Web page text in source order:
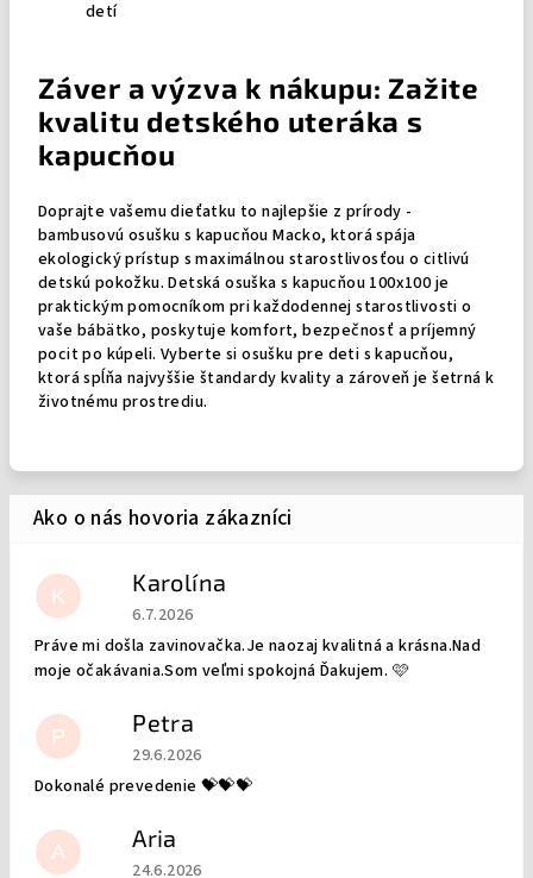
detí
Záver a výzva k nákupu: Zažite
kvalitu detského uteráka s
kapucňou
Doprajte vašemu dieťatku to najlepšie z prírody -
bambusovú osušku s kapucňou Macko, ktorá spája
ekologický prístup s maximálnou starostlivosťou o citlivú
detskú pokožku. Detská osuška s kapucňou 100x100 je
praktickým pomocníkom pri každodennej starostlivosti o
vaše bábätko, poskytuje komfort, bezpečnosť a príjemný
pocit po kúpeli. Vyberte si osušku pre deti s kapucňou,
ktorá spĺňa najvyššie štandardy kvality a zároveň je šetrná k
životnému prostrediu.
K Karolína
Hodnotenie obchodu je 5 z 5 hviezdičiek.
6.7.2026
Práve mi došla zavinovačka.Je naozaj kvalitná a krásna.Nad
moje očakávania.Som veľmi spokojná Ďakujem. 🩷
P Petra
Hodnotenie obchodu je 5 z 5 hviezdičiek.
29.6.2026
Dokonalé prevedenie 💝💝💝
A Aria
Hodnotenie obchodu je 5 z 5 hviezdičiek.
24.6.2026